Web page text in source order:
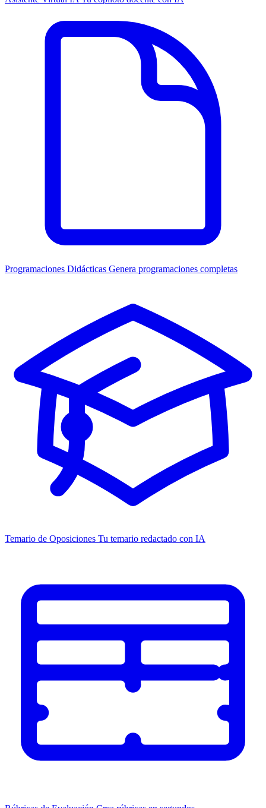
Programaciones Didácticas Genera programaciones completas
Temario de Oposiciones Tu temario redactado con IA